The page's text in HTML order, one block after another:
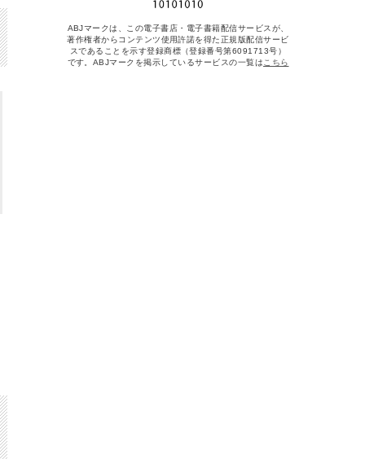
ABJマークは、この電子書店・電子書籍配信サービスが、
著作権者からコンテンツ使用許諾を得た正規版配信サービ
スであることを示す登録商標（登録番号第6091713号）
です。ABJマークを掲示しているサービスの一覧はこちら